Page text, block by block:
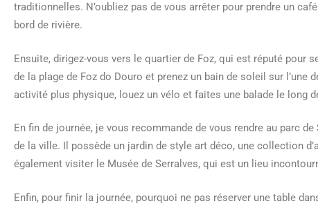
traditionnelles. N’oubliez pas de vous arrêter pour prendre un
bord de rivière.
Ensuite, dirigez-vous vers le quartier de Foz, qui est réputé pour
de la plage de Foz do Douro et prenez un bain de soleil sur l’une
activité plus physique, louez un vélo et faites une balade le long
En fin de journée, je vous recommande de vous rendre au parc
de la ville. Il possède un jardin de style art déco, une collection
également visiter le Musée de Serralves, qui est un lieu
Enfin, pour finir la journée, pourquoi ne pas réserver une table